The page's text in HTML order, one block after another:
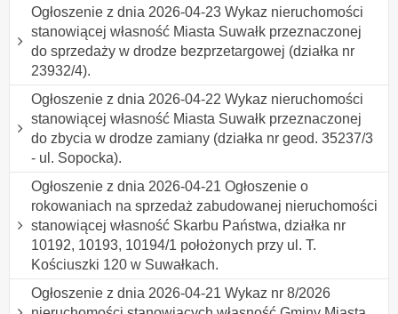
Ogłoszenie z dnia 2026-04-23 Wykaz nieruchomości
stanowiącej własność Miasta Suwałk przeznaczonej
do sprzedaży w drodze bezprzetargowej (działka nr
23932/4).
Ogłoszenie z dnia 2026-04-22 Wykaz nieruchomości
stanowiącej własność Miasta Suwałk przeznaczonej
do zbycia w drodze zamiany (działka nr geod. 35237/3
- ul. Sopocka).
Ogłoszenie z dnia 2026-04-21 Ogłoszenie o
rokowaniach na sprzedaż zabudowanej nieruchomości
stanowiącej własność Skarbu Państwa, działka nr
10192, 10193, 10194/1 położonych przy ul. T.
Kościuszki 120 w Suwałkach.
Ogłoszenie z dnia 2026-04-21 Wykaz nr 8/2026